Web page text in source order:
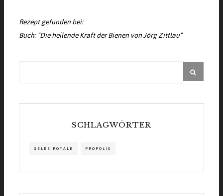
Rezept gefunden bei:
Buch: “Die heilende Kraft der Bienen von Jörg Zittlau”
SCHLAGWÖRTER
GELÉE ROYALE PROPOLIS